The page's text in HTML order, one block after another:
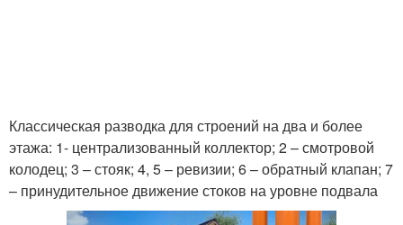
Классическая разводка для строений на два и более
этажа: 1- централизованный коллектор; 2 – смотровой
колодец; 3 – стояк; 4, 5 – ревизии; 6 – обратный клапан; 7
– принудительное движение стоков на уровне подвала